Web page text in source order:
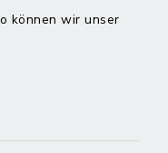
können wir unser